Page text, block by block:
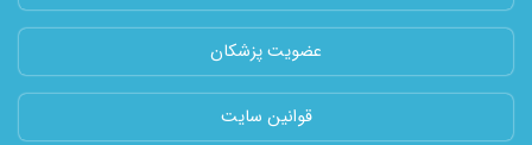
عضویت پزشکان
قوانین سایت